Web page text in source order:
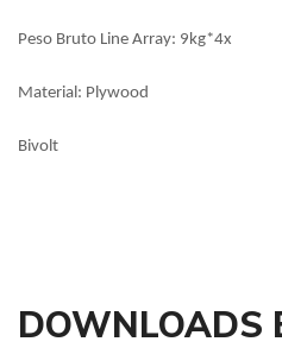
Peso Bruto Line Array: 9kg*4x
Material: Plywood
Bivolt
DOWNLOADS